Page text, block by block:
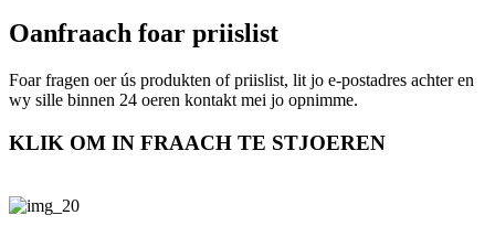
Oanfraach foar priislist
Foar fragen oer ús produkten of priislist, lit jo e-postadres achter en
wy sille binnen 24 oeren kontakt mei jo opnimme.
KLIK OM IN FRAACH TE STJOEREN